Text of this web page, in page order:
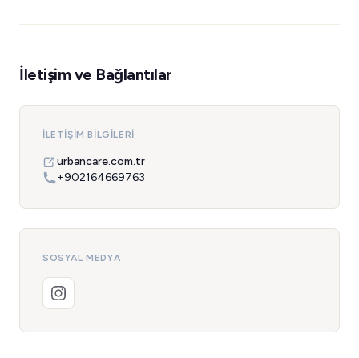
İletişim ve Bağlantılar
İLETIŞIM BILGILERI
urbancare.com.tr
+902164669763
SOSYAL MEDYA